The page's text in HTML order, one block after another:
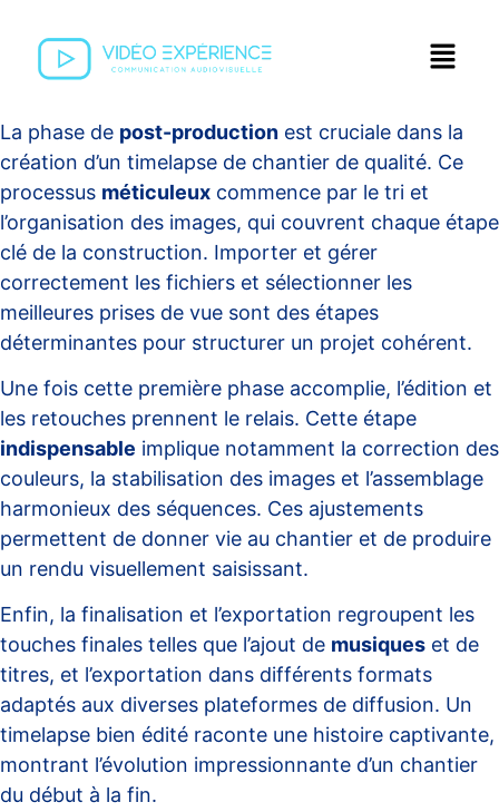
La phase de post-production est cruciale dans la
création d’un timelapse de chantier de qualité. Ce
processus méticuleux commence par le tri et
l’organisation des images, qui couvrent chaque étape
clé de la construction. Importer et gérer
correctement les fichiers et sélectionner les
meilleures prises de vue sont des étapes
déterminantes pour structurer un projet cohérent.
Une fois cette première phase accomplie, l’édition et
les retouches prennent le relais. Cette étape
indispensable implique notamment la correction des
couleurs, la stabilisation des images et l’assemblage
harmonieux des séquences. Ces ajustements
permettent de donner vie au chantier et de produire
un rendu visuellement saisissant.
Enfin, la finalisation et l’exportation regroupent les
touches finales telles que l’ajout de musiques et de
titres, et l’exportation dans différents formats
adaptés aux diverses plateformes de diffusion. Un
timelapse bien édité raconte une histoire captivante,
montrant l’évolution impressionnante d’un chantier
du début à la fin.